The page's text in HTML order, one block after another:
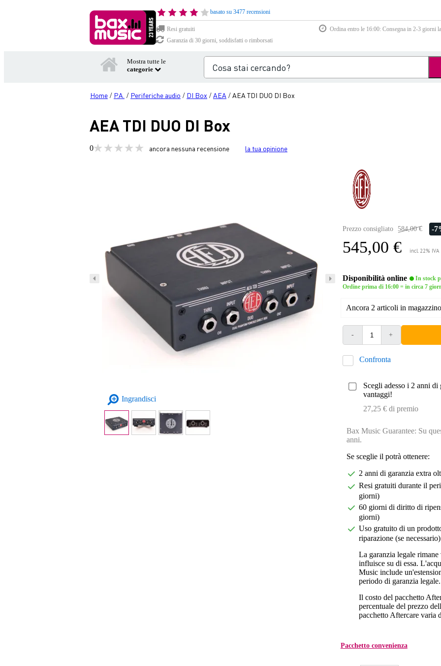
basato su 3477 recensioni
Resi gratuiti
Ordina entro le 16:00: Consegna in 2-3 giorni
Garanzia di 30 giorni, soddisfatti o rimborsati
Mostra tutte le
categorie
Home / P.A. / Periferiche audio / DI Box /AEA /AEA TDI DUO DI Box
AEA TDI DUO DI Box
0 ancora nessuna recensione la tua opinione
Ingrandisci
Prezzo consigliato 584,00 € -
545,00 € incl. 22% IVA
Disponibilità online
In stock
Ordine prima di 16:00 = in circa 7
Ancora 2 articoli in
- +
Confronta
Scegli adesso i 2 anni
vantaggi!
27,25 € di premio
Bax Music Guarantee: Su
anni.
Se sceglie il potrà ottenere:
2 anni di garanzia extra
Resi gratuiti durante il
giorni)
60 giorni di diritto di
giorni)
Uso gratuito di un
riparazione (se necessario)
La garanzia legale
influisce su di essa.
Music include
periodo di garanzia legale.
Il costo del pacchetto
percentuale del prezzo
pacchetto Aftercare varia
Pacchetto convenienza